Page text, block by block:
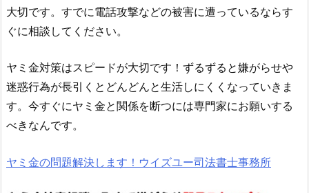
大切です。すでに電話攻撃などの被害に遭っているならす
ぐに相談してください。
ヤミ金対策はスピードが大切です！ずるずると嫌がらせや
迷惑行為が長引くとどんどんと生活しにくくなっていきま
す。今すぐにヤミ金と関係を断つには専門家にお願いする
べきなんです。
ヤミ金の問題解決します！ウイズユー司法書士事務所